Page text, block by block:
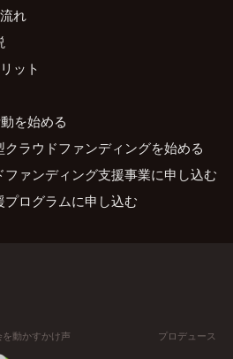
れ
ット
を始める
ラウドファンディングを始める
ァンディング支援事業に申し込む
プログラムに申し込む
を動かすかけ声 プロデュース